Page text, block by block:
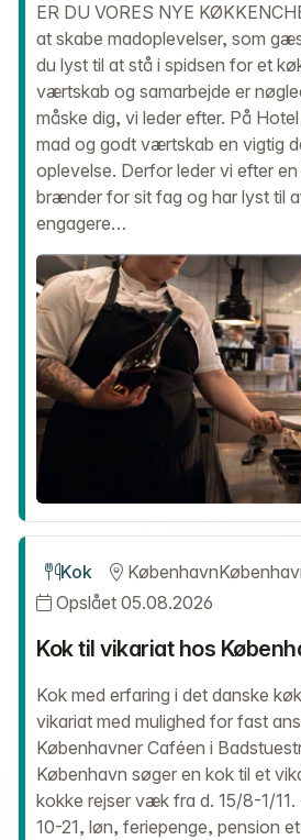
ER DU VORES NYE
at skabe madoplevelser, som
du lyst til at stå i spidsen for et
værtskab og samarbejde er
måske dig, vi leder efter. På
mad og godt værtskab en vigtig
oplevelse. Derfor leder vi efter
brænder for sit fag og har lyst til
engagere…
Kok København
Opslået 05.08.2026
Kok til vikariat hos
Kok med erfaring i det danske
vikariat med mulighed for fast
Københavner Caféen i
København søger en kok til et
kokke rejser væk fra d. 15/8-1/
10-21, løn, feriepenge, pension